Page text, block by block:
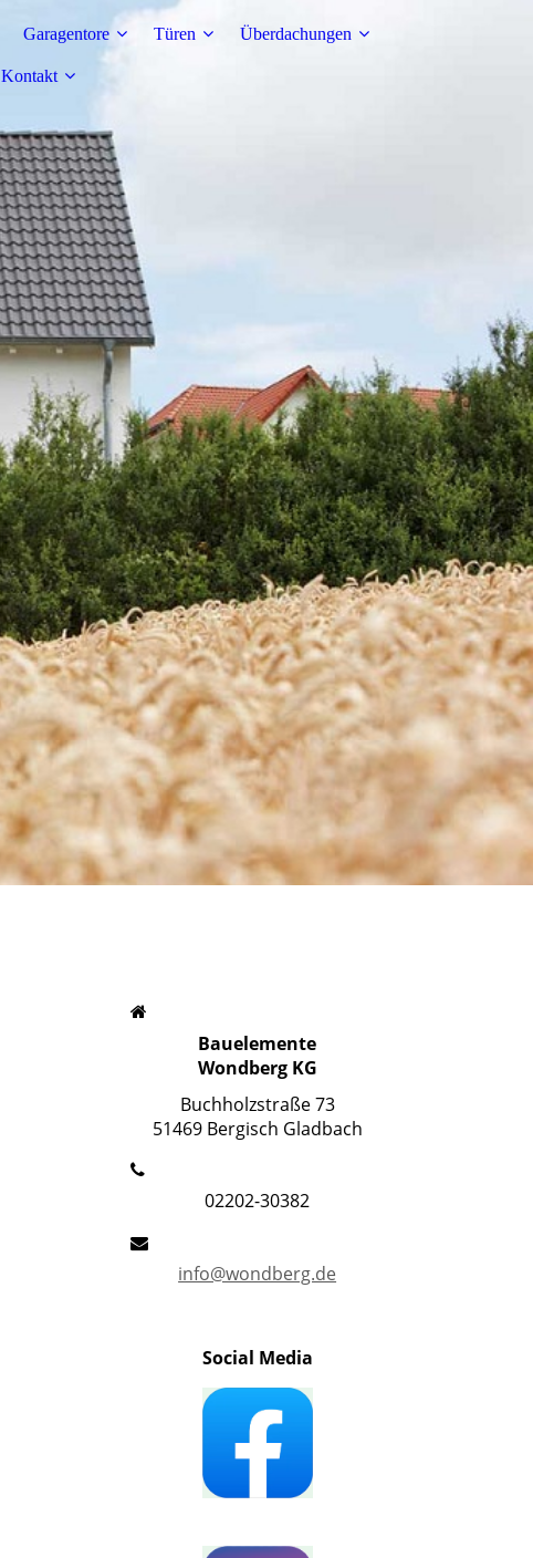
Garagentore Türen Überdachungen
Kontakt
Bauelemente
Wondberg KG
Buchholzstraße 73
51469 Bergisch Gladbach
02202-30382
info@wondberg.de
Social Media